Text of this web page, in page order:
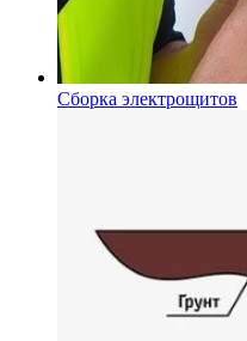
Сборка электрощитов